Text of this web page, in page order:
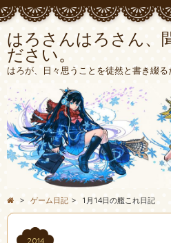
はろさんはろさん、
ださい。
はろが、日々思うことを徒然と書き綴る
> ゲーム日記 > 1月14日の艦これ日記
2014